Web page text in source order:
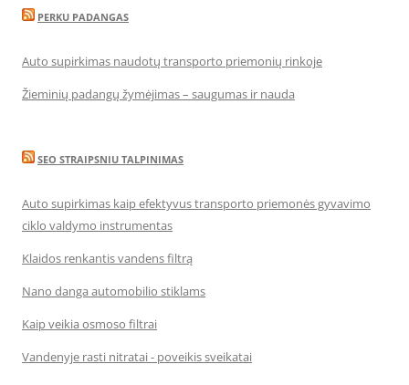
PERKU PADANGAS
Auto supirkimas naudotų transporto priemonių rinkoje
Žieminių padangų žymėjimas – saugumas ir nauda
SEO STRAIPSNIU TALPINIMAS
Auto supirkimas kaip efektyvus transporto priemonės gyvavimo
ciklo valdymo instrumentas
Klaidos renkantis vandens filtrą
Nano danga automobilio stiklams
Kaip veikia osmoso filtrai
Vandenyje rasti nitratai - poveikis sveikatai